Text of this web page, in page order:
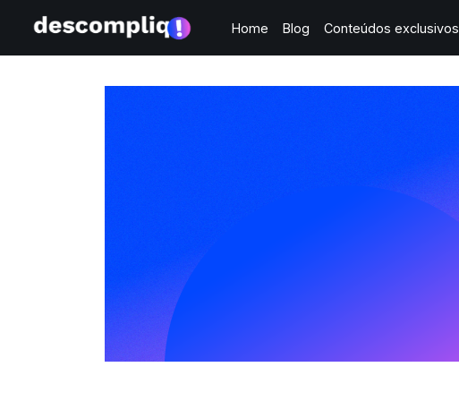
Home Blog Conteúdos exclusivos